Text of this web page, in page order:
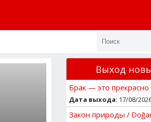
Выход
Брак — это прекрасно
Дата выхода: 17/08/
Закон природы /